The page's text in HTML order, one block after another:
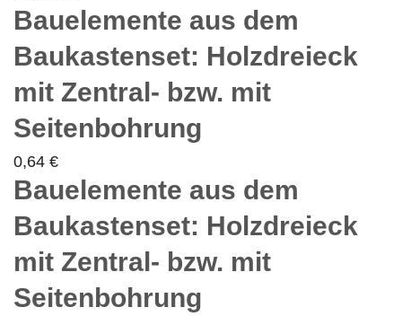
Bauelemente aus dem
Baukastenset: Holzdreieck
mit Zentral- bzw. mit
Seitenbohrung
0,64 €
Bauelemente aus dem
Baukastenset: Holzdreieck
mit Zentral- bzw. mit
Seitenbohrung